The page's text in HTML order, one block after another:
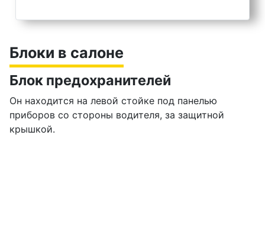
Блоки в салоне
Блок предохранителей
Он находится на левой стойке под панелью
приборов со стороны водителя, за защитной
крышкой.